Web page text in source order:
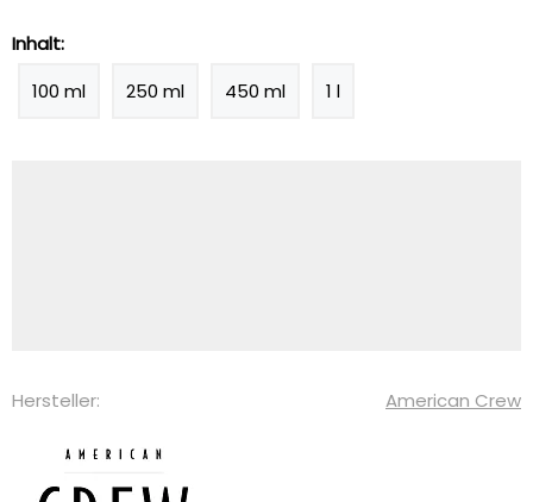
Inhalt:
100 ml
250 ml 450 ml 1 l
Hersteller: American Crew